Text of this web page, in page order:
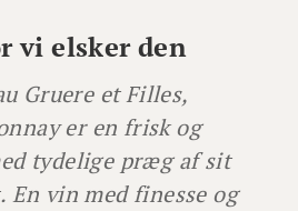
vi elsker den
Gruere et Filles,
er en frisk og
tydelige præg af sit
En vin med finesse og